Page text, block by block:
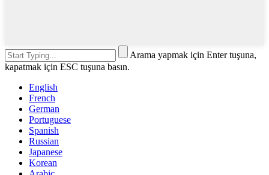
Arama yapmak için Enter tuşuna,
kapatmak için ESC tuşuna basın.
English
French
German
Portuguese
Spanish
Russian
Japanese
Korean